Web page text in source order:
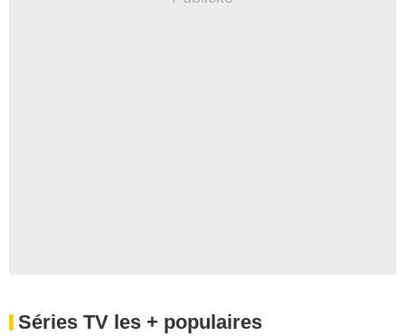
Séries TV les + populaires